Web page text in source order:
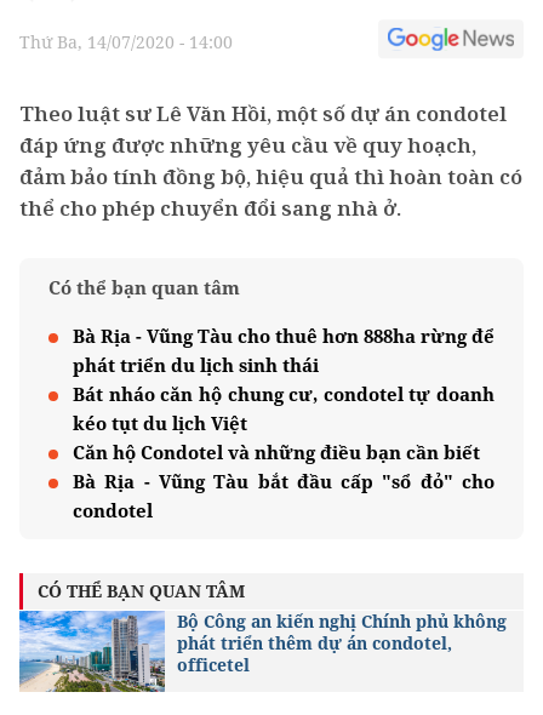
Thứ Ba, 14/07/2020 - 14:00
Theo luật sư Lê Văn Hồi, một số dự án condotel
đáp ứng được những yêu cầu về quy hoạch,
đảm bảo tính đồng bộ, hiệu quả thì hoàn toàn có
thể cho phép chuyển đổi sang nhà ở.
Có thể bạn quan tâm
Bà Rịa - Vũng Tàu cho thuê hơn 888ha rừng để
phát triển du lịch sinh thái
Bát nháo căn hộ chung cư, condotel tự doanh
kéo tụt du lịch Việt
Căn hộ Condotel và những điều bạn cần biết
Bà Rịa - Vũng Tàu bắt đầu cấp "sổ đỏ" cho
condotel
CÓ THỂ BẠN QUAN TÂM
Bộ Công an kiến nghị Chính phủ không
phát triển thêm dự án condotel,
officetel